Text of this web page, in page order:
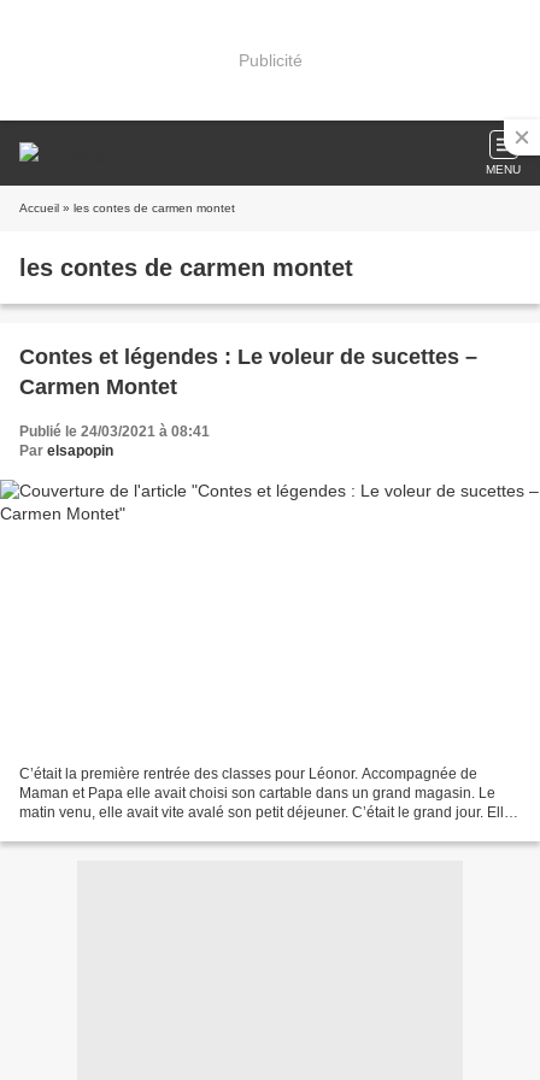
Publicité
MENU
Accueil » les contes de carmen montet
les contes de carmen montet
Contes et légendes : Le voleur de sucettes –
Carmen Montet
Publié le 24/03/2021 à 08:41
Par elsapopin
C’était la première rentrée des classes pour Léonor. Accompagnée de
Maman et Papa elle avait choisi son cartable dans un grand magasin. Le
matin venu, elle avait vite avalé son petit déjeuner. C’était le grand jour. Elle